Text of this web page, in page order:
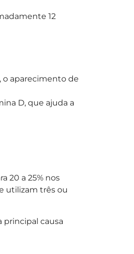
12
o aparecimento de
D, que ajuda a
20 a 25% nos
utilizam três ou
principal causa